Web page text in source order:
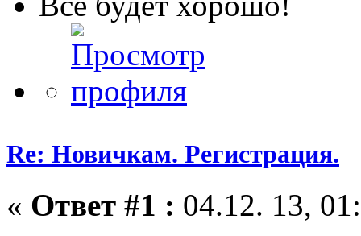
Re: Новичкам. Регистрация.
« Ответ #1 : 04.12. 13,